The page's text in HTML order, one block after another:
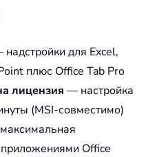
для Excel,
плюс Office Tab Pro
лицензия — настройка
(MSI-совместимо)
Office